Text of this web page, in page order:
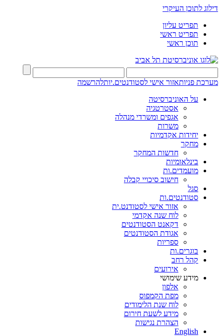
דילוג לתוכן העיקרי
תפריט עליון
תפריט ראשי
תוכן ראשי
מערכת פניותאזור אישי לסטודנטים.יותלהרשמה
על האוניברסיטה
אסטרטגיה
אגפים ומשרדי מנהלה
משרות
יחידות אקדמיות
מחקר
חדשות המחקר
בינלאומיות
מועמדים.ות
חישוב סיכויי קבלה
סגל
סטודנטים.ות
אזור אישי לסטודנט.ית
לוח שנה אקדמי
דקאנט הסטודנטים
אגודת הסטודנטים
ספריות
בוגרים.ות
קהל רחב
אירועים
מידע שימושי
אלפון
מפת הקמפוס
לוח שנת הלימודים
מידע לשעת חירום
הצהרת נגישות
English